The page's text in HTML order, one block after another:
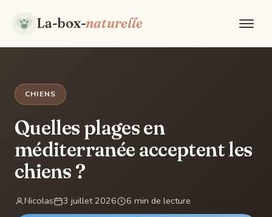
La-box-naturelle
CHIENS
Quelles plages en
méditerranée acceptent les
chiens ?
Nicolas 3 juillet 2026 6 min de lecture